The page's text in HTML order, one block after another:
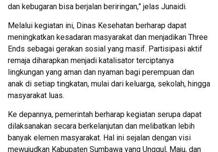
dan kebugaran bisa berjalan beriringan,” jelas Junaidi.
Melalui kegiatan ini, Dinas Kesehatan berharap dapat
meningkatkan kesadaran masyarakat dan menjadikan Three
Ends sebagai gerakan sosial yang masif. Partisipasi aktif
remaja diharapkan menjadi katalisator terciptanya
lingkungan yang aman dan nyaman bagi perempuan dan
anak di setiap tingkatan, mulai dari keluarga, sekolah, hingga
masyarakat luas.
Ke depannya, pemerintah berharap kegiatan serupa dapat
dilaksanakan secara berkelanjutan dan melibatkan lebih
banyak elemen masyarakat. Hal ini sejalan dengan visi
mewujudkan Kabupaten Sumbawa yang Unggul, Maju, dan